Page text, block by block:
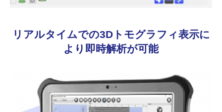
リアルタイムでの3Dトモグラフィ表示に
より即時解析が可能